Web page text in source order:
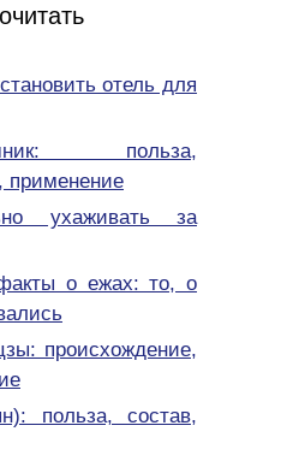
отель для
польза,
применение
ухаживать за
о ежах: то, о
происхождение,
польза, состав,